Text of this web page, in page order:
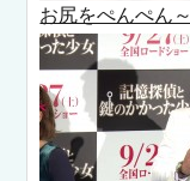
お尻をぺんぺん